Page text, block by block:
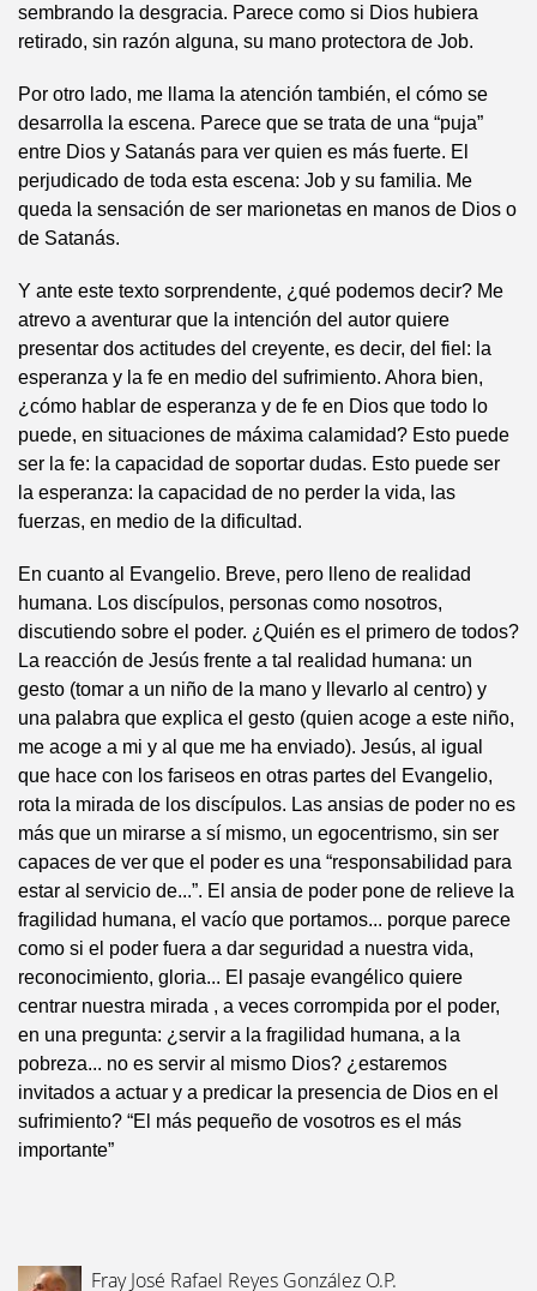
sembrando la desgracia. Parece como si Dios hubiera
retirado, sin razón alguna, su mano protectora de Job.
Por otro lado, me llama la atención también, el cómo se
desarrolla la escena. Parece que se trata de una “puja”
entre Dios y Satanás para ver quien es más fuerte. El
perjudicado de toda esta escena: Job y su familia. Me
queda la sensación de ser marionetas en manos de Dios o
de Satanás.
Y ante este texto sorprendente, ¿qué podemos decir? Me
atrevo a aventurar que la intención del autor quiere
presentar dos actitudes del creyente, es decir, del fiel: la
esperanza y la fe en medio del sufrimiento. Ahora bien,
¿cómo hablar de esperanza y de fe en Dios que todo lo
puede, en situaciones de máxima calamidad? Esto puede
ser la fe: la capacidad de soportar dudas. Esto puede ser
la esperanza: la capacidad de no perder la vida, las
fuerzas, en medio de la dificultad.
En cuanto al Evangelio. Breve, pero lleno de realidad
humana. Los discípulos, personas como nosotros,
discutiendo sobre el poder. ¿Quién es el primero de todos?
La reacción de Jesús frente a tal realidad humana: un
gesto (tomar a un niño de la mano y llevarlo al centro) y
una palabra que explica el gesto (quien acoge a este niño,
me acoge a mi y al que me ha enviado). Jesús, al igual
que hace con los fariseos en otras partes del Evangelio,
rota la mirada de los discípulos. Las ansias de poder no es
más que un mirarse a sí mismo, un egocentrismo, sin ser
capaces de ver que el poder es una “responsabilidad para
estar al servicio de...”. El ansia de poder pone de relieve la
fragilidad humana, el vacío que portamos... porque parece
como si el poder fuera a dar seguridad a nuestra vida,
reconocimiento, gloria... El pasaje evangélico quiere
centrar nuestra mirada , a veces corrompida por el poder,
en una pregunta: ¿servir a la fragilidad humana, a la
pobreza... no es servir al mismo Dios? ¿estaremos
invitados a actuar y a predicar la presencia de Dios en el
sufrimiento? “El más pequeño de vosotros es el más
importante”
Fray José Rafael Reyes González O.P.